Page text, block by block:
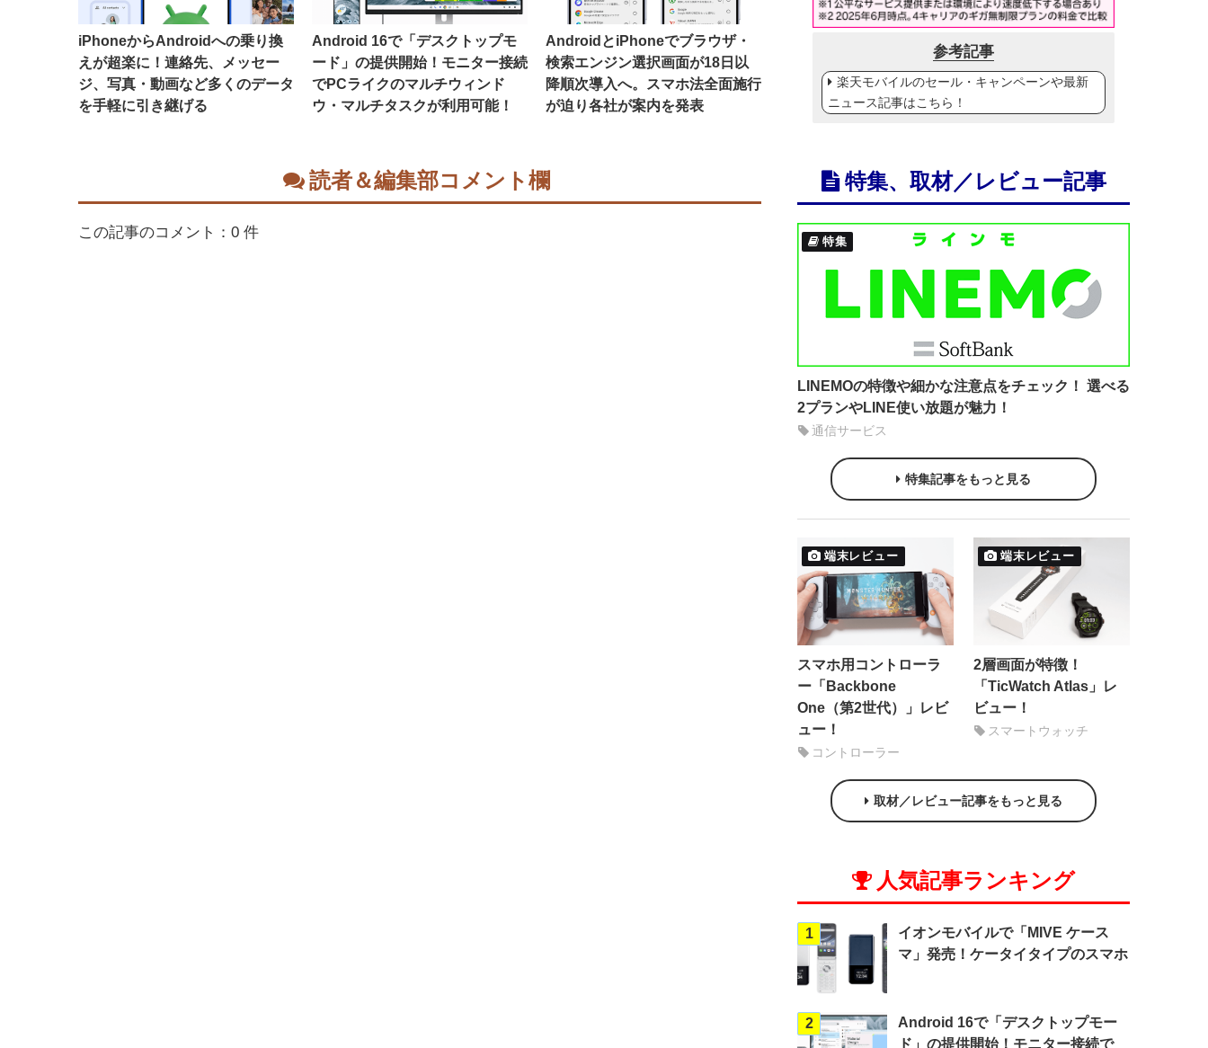
iPhoneからAndroidへの乗り換
えが超楽に！連絡先、メッセー
ジ、写真・動画など多くのデータ
を手軽に引き継げる
Android 16で「デスクトップモ
ード」の提供開始！モニター接続
でPCライクのマルチウィンド
ウ・マルチタスクが利用可能！
AndroidとiPhoneでブラウザ・
検索エンジン選択画面が18日以
降順次導入へ。スマホ法全面施行
が迫り各社が案内を発表
読者＆編集部コメント欄
この記事のコメント：0 件
参考記事
楽天モバイルのセール・キャンペーンや最新
ニュース記事はこちら！
特集、取材／レビュー記事
特集
LINEMOの特徴や細かな注意点をチェック！ 選べる
2プランやLINE使い放題が魅力！
通信サービス
特集記事をもっと見る
端末レビュー
スマホ用コントローラ
ー「Backbone
One（第2世代）」レビ
ュー！
コントローラー
端末レビュー
2層画面が特徴！
「TicWatch Atlas」レ
ビュー！
スマートウォッチ
取材／レビュー記事をもっと見る
人気記事ランキング
1
イオンモバイルで「MIVE ケース
マ」発売！ケータイタイプのスマホ
2
Android 16で「デスクトップモー
ド」の提供開始！モニター接続で